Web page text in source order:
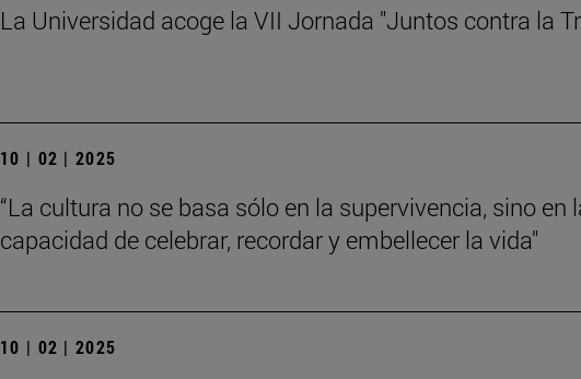
La Universidad acoge la VII Jornada "Juntos contra la
10 | 02 | 2025
“La cultura no se basa sólo en la supervivencia, sino en
capacidad de celebrar, recordar y embellecer la vida"
10 | 02 | 2025